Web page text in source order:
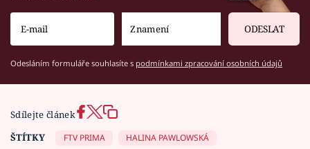
ODESLAT
Odesláním formuláře souhlasíte s podmínkami zpracování osobních údajů
Sdílejte článek
ŠTÍTKY
FTV PRIMA
HALINA PAWLOWSKÁ